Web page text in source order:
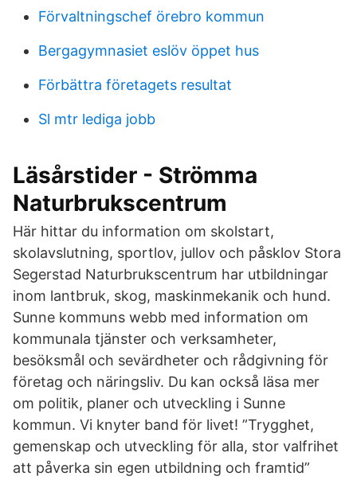
Förvaltningschef örebro kommun
Bergagymnasiet eslöv öppet hus
Förbättra företagets resultat
Sl mtr lediga jobb
Läsårstider - Strömma
Naturbrukscentrum
Här hittar du information om skolstart,
skolavslutning, sportlov, jullov och påsklov Stora
Segerstad Naturbrukscentrum har utbildningar
inom lantbruk, skog, maskinmekanik och hund.
Sunne kommuns webb med information om
kommunala tjänster och verksamheter,
besöksmål och sevärdheter och rådgivning för
företag och näringsliv. Du kan också läsa mer
om politik, planer och utveckling i Sunne
kommun. Vi knyter band för livet! ”Trygghet,
gemenskap och utveckling för alla, stor valfrihet
att påverka sin egen utbildning och framtid”